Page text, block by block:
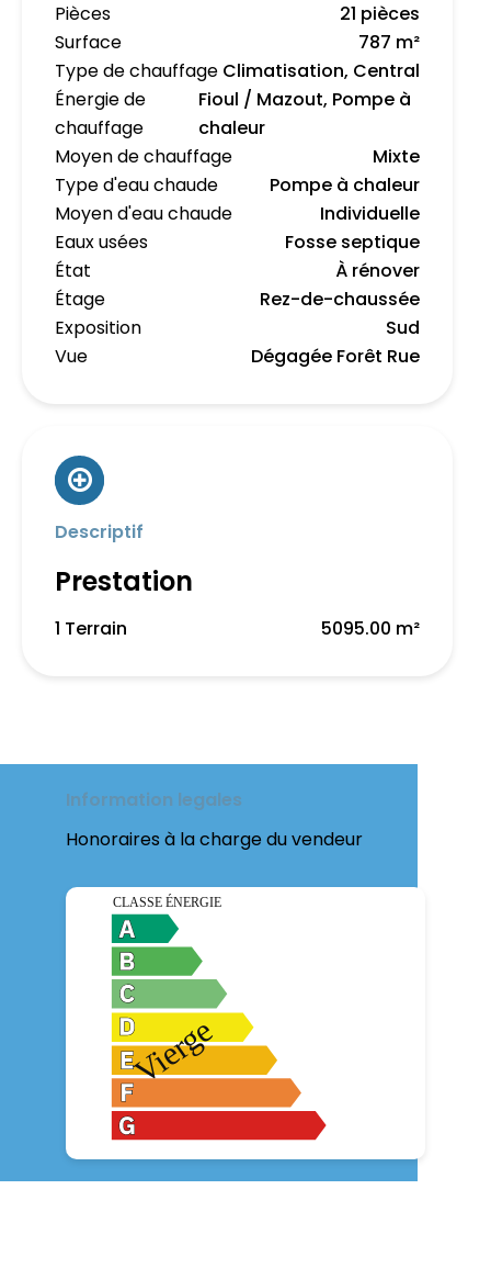
Pièces
21 pièces
Surface
787 m²
Type de chauffage Climatisation, Central
Énergie de
chauffage
Fioul / Mazout, Pompe à
chaleur
Moyen de chauffage
Mixte
Type d'eau chaude
Pompe à chaleur
Moyen d'eau chaude
Individuelle
Eaux usées
Fosse septique
État
À rénover
Étage
Rez-de-chaussée
Exposition
Sud
Vue
Dégagée Forêt Rue
Descriptif
Prestation
1 Terrain 5095.00 m²
Information legales
Honoraires à la charge du vendeur